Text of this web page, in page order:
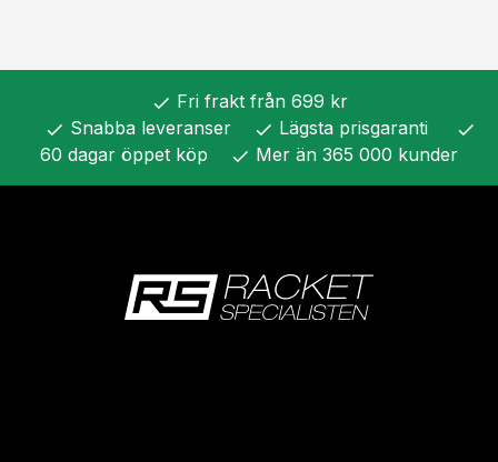
check Fri frakt från 699 kr
check Snabba leveranser check Lägsta prisgaranti check
60 dagar öppet köp check Mer än 365 000 kunder